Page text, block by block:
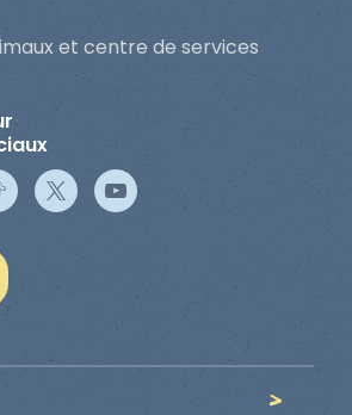
et centre de services